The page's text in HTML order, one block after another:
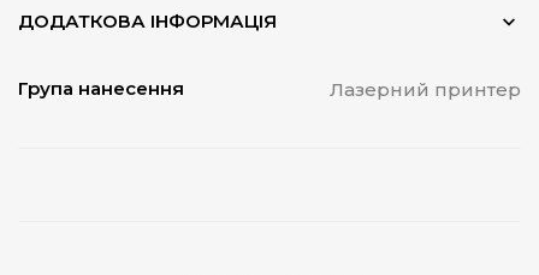
ДОДАТКОВА ІНФОРМАЦІЯ
Група нанесення Лазерний принтер